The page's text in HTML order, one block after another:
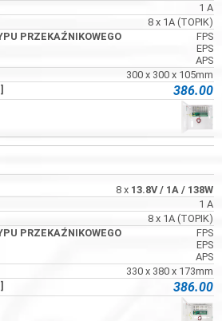
1 A
8 x 1A (TOPIK)
FPS
EPS
APS
300 x 300 x 105mm
386.00
8 x 13.8V/ 1A / 138W
1 A
8 x 1A (TOPIK)
FPS
EPS
APS
330 x 380 x 173mm
386.00